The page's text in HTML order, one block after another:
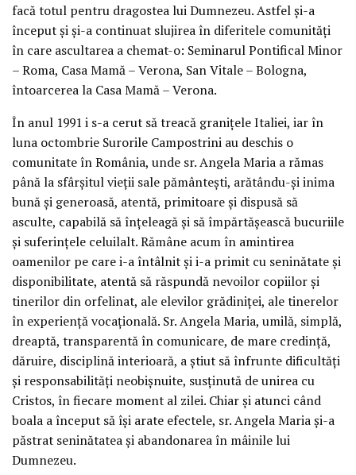
facă totul pentru dragostea lui Dumnezeu. Astfel și-a
început și și-a continuat slujirea în diferitele comunități
în care ascultarea a chemat-o: Seminarul Pontifical Minor
– Roma, Casa Mamă – Verona, San Vitale – Bologna,
întoarcerea la Casa Mamă – Verona.
În anul 1991 i s-a cerut să treacă granițele Italiei, iar în
luna octombrie Surorile Campostrini au deschis o
comunitate în România, unde sr. Angela Maria a rămas
până la sfârșitul vieții sale pământești, arătându-și inima
bună și generoasă, atentă, primitoare și dispusă să
asculte, capabilă să înțeleagă și să împărtășească bucuriile
și suferințele celuilalt. Rămâne acum în amintirea
oamenilor pe care i-a întâlnit și i-a primit cu seninătate și
disponibilitate, atentă să răspundă nevoilor copiilor și
tinerilor din orfelinat, ale elevilor grădiniței, ale tinerelor
în experiență vocațională. Sr. Angela Maria, umilă, simplă,
dreaptă, transparentă în comunicare, de mare credință,
dăruire, disciplină interioară, a știut să înfrunte dificultăți
și responsabilități neobișnuite, susținută de unirea cu
Cristos, în fiecare moment al zilei. Chiar și atunci când
boala a început să își arate efectele, sr. Angela Maria și-a
păstrat seninătatea și abandonarea în mâinile lui
Dumnezeu.